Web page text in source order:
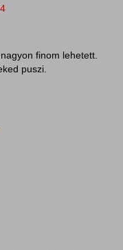
finom lehetett.
puszi.